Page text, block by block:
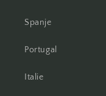
Spanje
Portugal
Italie